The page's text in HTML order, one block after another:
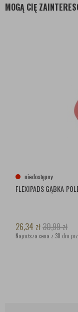
MOGĄ CIĘ
niedostępny
FLEXIPADS GĄBKA
26,34 zł30,99zł
Najniższa cena z 30 dni